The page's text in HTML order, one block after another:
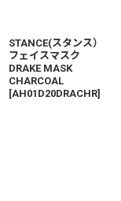
STANCE(スタンス）
フェイスマスク
DRAKE MASK
CHARCOAL
[AH01D20DRACHR]